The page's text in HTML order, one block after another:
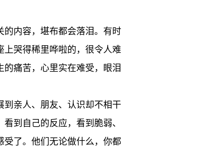
的内容，堪布都会落泪。有时
上哭得稀里哗啦的，很令人难
痛苦，心里实在难受，眼泪
亲人、朋友、认识却不相干
到自己的反应，看到脆弱、
了。他们无论做什么，你都